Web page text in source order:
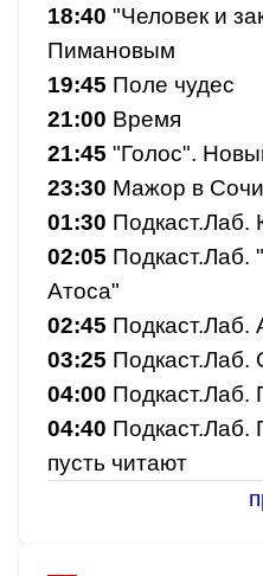
18:40 "Человек и
Пимановым
19:45 Поле чудес
21:00 Время
21:45 "Голос".
23:30 Мажор в Сочи
01:30 Подкаст.Лаб.
02:05 Подкаст.Лаб.
Атоса"
02:45 Подкаст.Лаб.
03:25
04:00 Подкаст.Лаб.
04:40 Подкаст.Лаб.
пусть читают